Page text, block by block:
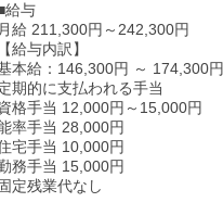
給与
月給 211,300円～242,300円
【給与内訳】
本給：146,300円 ～ 174,300円
期的に支払われる手当
格手当 12,000円～15,000円
率手当 28,000円
宅手当 10,000円
務手当 15,000円
固定残業代なし